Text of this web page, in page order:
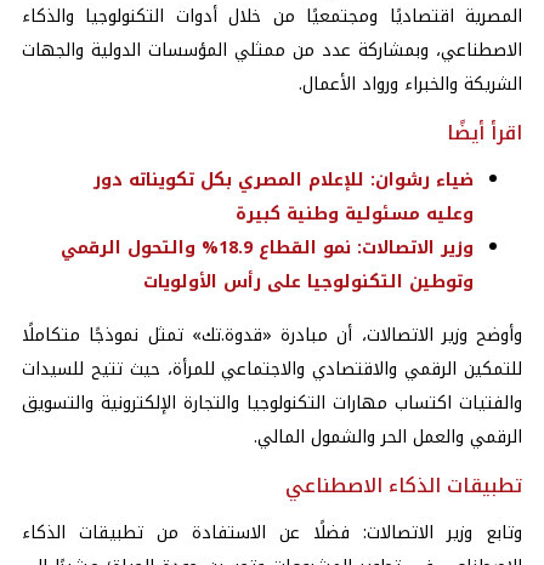
المصرية اقتصاديًا ومجتمعيًا من خلال أدوات التكنولوجيا والذكاء
الاصطناعي، وبمشاركة عدد من ممثلي المؤسسات الدولية والجهات
الشريكة والخبراء ورواد الأعمال.
اقرأ أيضًا
ضياء رشوان: للإعلام المصري بكل تكويناته دور
وعليه مسئولية وطنية كبيرة
وزير الاتصالات: نمو القطاع 18.9% والتحول الرقمي
وتوطين التكنولوجيا على رأس الأولويات
وأوضح وزير الاتصالات، أن مبادرة «قدوة.تك» تمثل نموذجًا متكاملًا
للتمكين الرقمي والاقتصادي والاجتماعي للمرأة، حيث تتيح للسيدات
والفتيات اكتساب مهارات التكنولوجيا والتجارة الإلكترونية والتسويق
الرقمي والعمل الحر والشمول المالي.
تطبيقات الذكاء الاصطناعي
وتابع وزير الاتصالات: فضلًا عن الاستفادة من تطبيقات الذكاء